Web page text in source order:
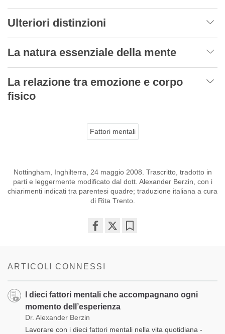
Ulteriori distinzioni
La natura essenziale della mente
La relazione tra emozione e corpo
fisico
Fattori mentali
Nottingham, Inghilterra, 24 maggio 2008. Trascritto, tradotto in
parti e leggermente modificato dal dott. Alexander Berzin, con i
chiarimenti indicati tra parentesi quadre; traduzione italiana a cura
di Rita Trento.
ARTICOLI CONNESSI
I dieci fattori mentali che accompagnano ogni
momento dell’esperienza
Dr. Alexander Berzin
Lavorare con i dieci fattori mentali nella vita quotidiana -